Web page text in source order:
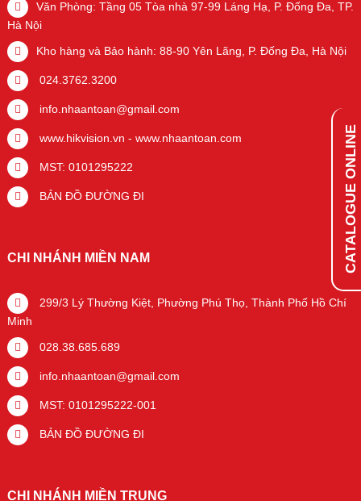
CATALOGUE ONLINE
Văn Phòng: Tầng 05 Tòa nhà 97-99 Láng Hạ, P. Đống Đa, TP.
Hà Nội
Kho hàng và Bảo hành: 88-90 Yên Lãng, P. Đống Đa, Hà Nội
024.3762.3200
info.nhaantoan@gmail.com
www.hikvision.vn - www.nhaantoan.com
MST: 0101295222
BẢN ĐỒ ĐƯỜNG ĐI
CHI NHÁNH MIỀN NAM
299/3 Lý Thường Kiệt, Phường Phú Thọ, Thành Phố Hồ Chí
Minh
028.38.685.689
info.nhaantoan@gmail.com
MST: 0101295222-001
BẢN ĐỒ ĐƯỜNG ĐI
CHI NHÁNH MIỀN TRUNG